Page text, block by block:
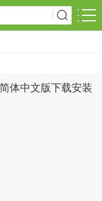
体中文版下载安装